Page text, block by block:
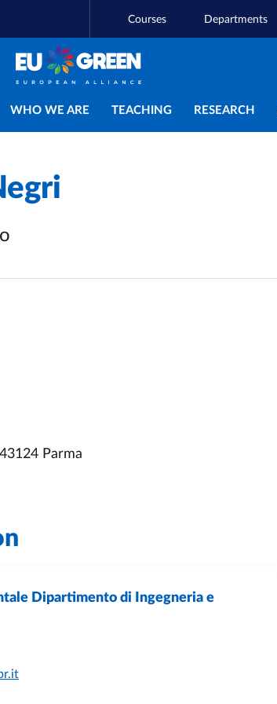
Courses Departments
Main navigation
WHO WE ARE TEACHING RESEARCH
Parma
Dipartimento di Ingegneria e